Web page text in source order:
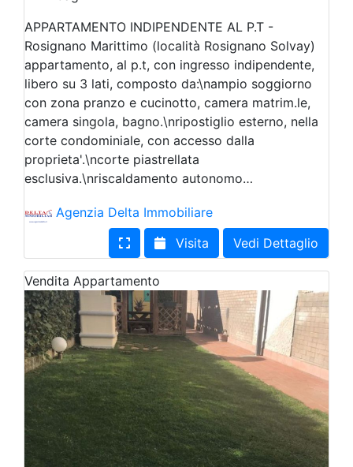
APPARTAMENTO INDIPENDENTE AL P.T -
Rosignano Marittimo (località Rosignano Solvay)
appartamento, al p.t, con ingresso indipendente,
libero su 3 lati, composto da:\nampio soggiorno
con zona pranzo e cucinotto, camera matrim.le,
camera singola, bagno.\nripostiglio esterno, nella
corte condominiale, con accesso dalla
proprieta'.\ncorte piastrellata
esclusiva.\nriscaldamento autonomo…
Agenzia Delta Immobiliare
Visita
Vedi Dettaglio
Vendita Appartamento